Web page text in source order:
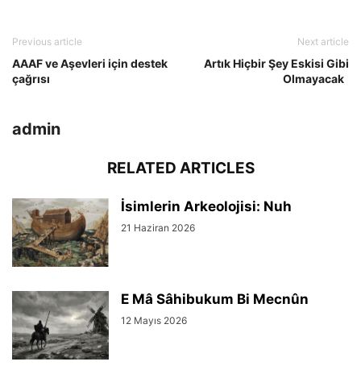
Previous article
AAAF ve Aşevleri için destek
çağrısı
Next article
Artık Hiçbir Şey Eskisi Gibi
Olmayacak
admin
RELATED ARTICLES
İsimlerin Arkeolojisi: Nuh
21 Haziran 2026
E Mâ Sâhibukum Bi Mecnûn
12 Mayıs 2026